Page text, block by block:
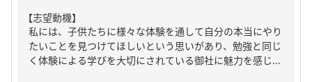
【志望動機】
私には、子供たちに様々な体験を通して自分の本当にやり
たいことを見つけてほしいという思いがあり、勉強と同じ
く体験による学びを大切にされている御社に魅力を感じ...